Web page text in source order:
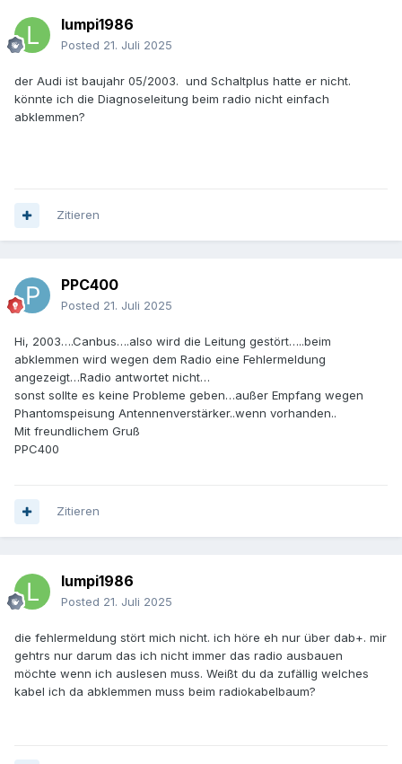
lumpi1986
Posted 21. Juli 2025
der Audi ist baujahr 05/2003. und Schaltplus hatte er nicht.
könnte ich die Diagnoseleitung beim radio nicht einfach
abklemmen?
Zitieren
PPC400
Posted 21. Juli 2025
Hi, 2003….Canbus….also wird die Leitung gestört…..beim
abklemmen wird wegen dem Radio eine Fehlermeldung
angezeigt…Radio antwortet nicht…
sonst sollte es keine Probleme geben…außer Empfang wegen
Phantomspeisung Antennenverstärker..wenn vorhanden..
Mit freundlichem Gruß
PPC400
Zitieren
lumpi1986
Posted 21. Juli 2025
die fehlermeldung stört mich nicht. ich höre eh nur über dab+. mir
gehtrs nur darum das ich nicht immer das radio ausbauen
möchte wenn ich auslesen muss. Weißt du da zufällig welches
kabel ich da abklemmen muss beim radiokabelbaum?